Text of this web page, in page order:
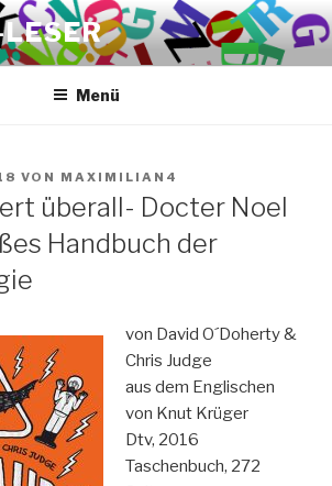
Menü
VON MAXIMILIAN4
überall- Docter Noel
Handbuch der
von David O´Doherty &
Chris Judge
aus dem Englischen
von Knut Krüger
Dtv, 2016
Taschenbuch, 272